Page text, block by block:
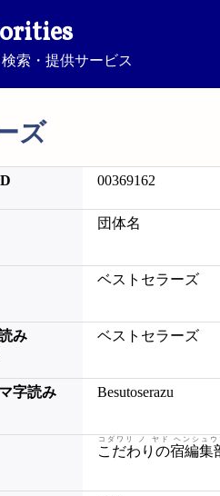
索・提供サービス
ズ
00369162
団体名
ベストセラーズ
み ベストセラーズ
字読み Besutoserazu
こだわりの宿編集
コダワリ ノ ヤド ヘンシュウ